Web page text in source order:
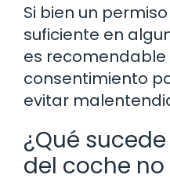
Si bien un
suficiente en
es
consentimiento
evitar
¿Qué
del coche